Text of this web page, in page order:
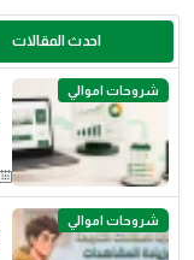
احدث المقالات
شروحات اموالي
شروحات اموالي